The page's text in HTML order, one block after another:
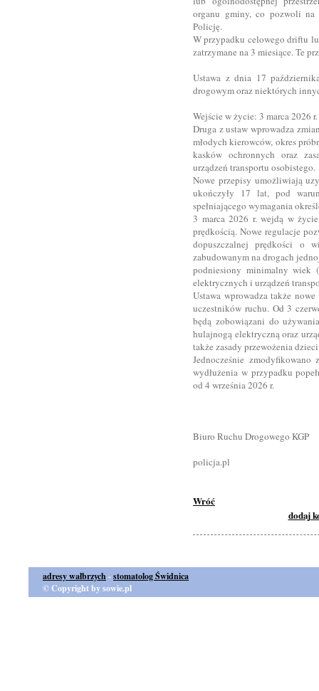
organu gminy, co pozwoli na
Policję.
W przypadku celowego driftu
zatrzymane na 3 miesiące. Te
Ustawa z dnia 17
drogowym oraz niektórych
Wejście w życie: 3 marca 2026
Druga z ustaw wprowadza
młodych kierowców, okres
kasków ochronnych oraz
urządzeń transportu osobistego.
Nowe przepisy umożliwiają
ukończyły 17 lat, pod
spełniającego wymagania
3 marca 2026 r. wejdą w
prędkością. Nowe regulacje
dopuszczalnej prędkości o
zabudowanym na drogach
podniesiony minimalny
elektrycznych i urządzeń
Ustawa wprowadza także
uczestników ruchu. Od 3
będą zobowiązani do
hulajnogą elektryczną oraz
także zasady przewożenia
Jednocześnie
wydłużenia w przypadku
od 4 września 2026 r.
Biuro Ruchu Drogowego KGP
policja.pl
Wróć
dodaj
adresy wałbrzych-stomatolog Świdnica
© Copyright by sowie.pl